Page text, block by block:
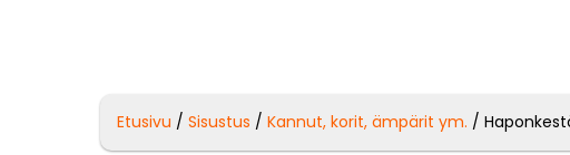
Etusivu /Sisustus /Kannut, korit, ämpärit ym. /